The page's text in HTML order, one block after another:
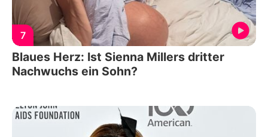
7
Blaues Herz: Ist Sienna Millers dritter
Nachwuchs ein Sohn?